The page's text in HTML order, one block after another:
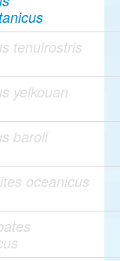
tenuirostris
yelkouan
baroli
oceanicus